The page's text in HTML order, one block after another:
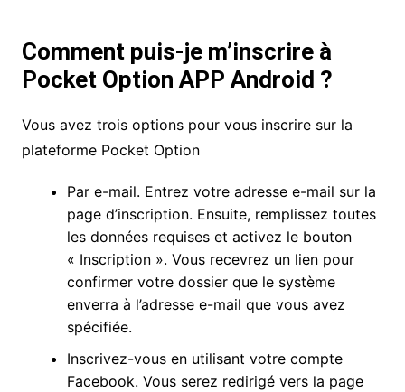
Comment puis-je m’inscrire à
Pocket Option APP Android ?
Vous avez trois options pour vous inscrire sur la
plateforme Pocket Option
Par e-mail. Entrez votre adresse e-mail sur la
page d’inscription. Ensuite, remplissez toutes
les données requises et activez le bouton
« Inscription ». Vous recevrez un lien pour
confirmer votre dossier que le système
enverra à l’adresse e-mail que vous avez
spécifiée.
Inscrivez-vous en utilisant votre compte
Facebook. Vous serez redirigé vers la page